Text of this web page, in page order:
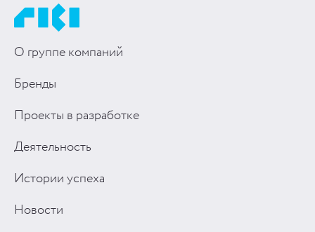
О группе компаний
Бренды
Проекты в разработке
Деятельность
Истории успеха
Новости